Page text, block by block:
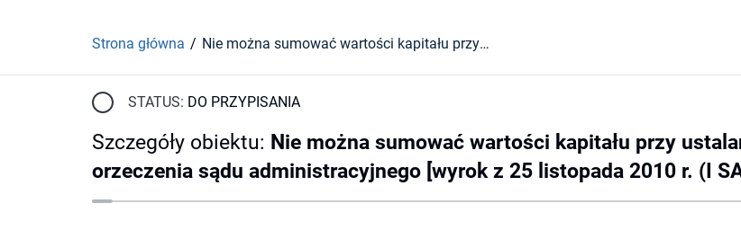
Strona główna Nie można sumować wartości kapitału przy ustalaniu podstawy opodatkowania : glosa do orzeczenia sądu administracyjnego [wyrok z 25 listopada 2010 r. (I SA/Łd 842/10)]
STATUS: DO PRZYPISANIA
Szczegóły obiektu: Nie można sumować wartości kapitału przy
orzeczenia sądu administracyjnego [wyrok z 25 listopada 2010 r. (I